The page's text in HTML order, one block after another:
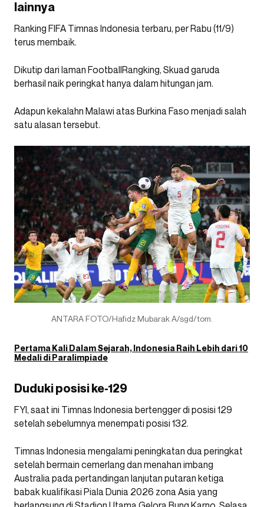
lainnya
Ranking FIFA Timnas Indonesia terbaru, per Rabu (11/9)
terus membaik.
Dikutip dari laman FootballRangking, Skuad garuda
berhasil naik peringkat hanya dalam hitungan jam.
Adapun kekalahn Malawi atas Burkina Faso menjadi salah
satu alasan tersebut.
ANTARA FOTO/Hafidz Mubarak A/sgd/tom.
Pertama Kali Dalam Sejarah, Indonesia Raih Lebih dari 10
Medali di Paralimpiade
Duduki posisi ke-129
FYI, saat ini Timnas Indonesia bertengger di posisi 129
setelah sebelumnya menempati posisi 132.
Timnas Indonesia mengalami peningkatan dua peringkat
setelah bermain cemerlang dan menahan imbang
Australia pada pertandingan lanjutan putaran ketiga
babak kualifikasi Piala Dunia 2026 zona Asia yang